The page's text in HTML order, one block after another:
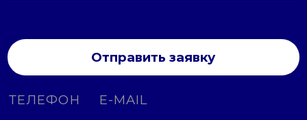
Отправить заявку
ТЕЛЕФОН E-MAIL